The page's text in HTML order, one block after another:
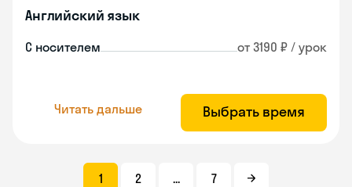
Английский язык
С носителем от 3190 ₽ / урок
Читать дальше Выбрать время
1 2 ... 7